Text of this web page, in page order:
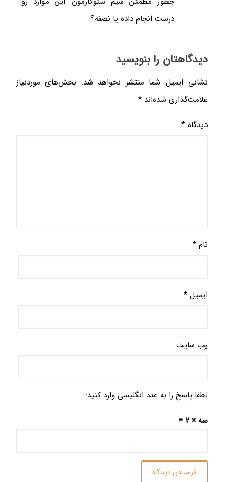
درست انجام داده یا نصفه؟
دیدگاهتان را بنویسید
نشانی ایمیل شما منتشر نخواهد شد.
بخش‌های موردنیاز
علامت‌گذاری شده‌اند *
دیدگاه*
نام*
ایمیل*
وب‌ سایت
لطفا پاسخ را به عدد انگلیسی وارد کنید:
سه × 2 =